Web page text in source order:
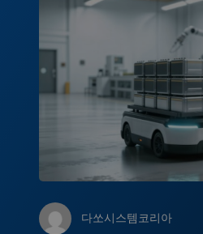
다쏘시스템코리아